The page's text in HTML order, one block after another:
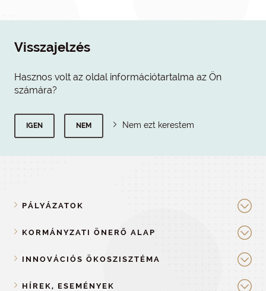
Visszajelzés
Hasznos volt az oldal információtartalma az Ön
számára?
IGEN NEM Nem ezt kerestem
PÁLYÁZATOK
KORMÁNYZATI ÖNERŐ ALAP
INNOVÁCIÓS ÖKOSZISZTÉMA
HÍREK, ESEMÉNYEK